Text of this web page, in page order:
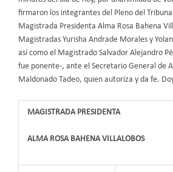
firmaron los integrantes del Pleno del
Magistrada Presidenta Alma Rosa Bahena
Magistradas Yurisha Andrade Morales y
así como el Magistrado Salvador Alejandro
fue ponente-, ante el Secretario General de
Maldonado Tadeo, quien autoriza y da fe.
MAGISTRADA PRESIDENTA
ALMA ROSA BAHENA VILLALOBOS